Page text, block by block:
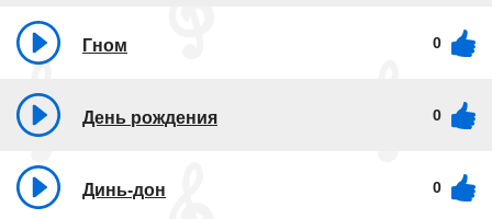
Гном 0
День рождения 0
Динь-дон 0